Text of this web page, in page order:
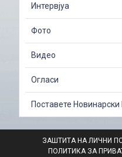
Интервјуа
Фото
Видео
Огласи
Поставете
ЗАШТИТА НА ЛИЧНИ
ПОЛИТИКА ЗА